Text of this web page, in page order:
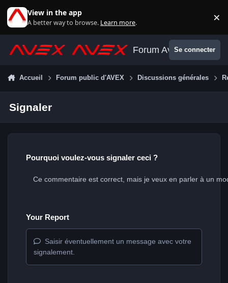
View in the app
A better way to browse. Learn more. ×
Forum AvexSe connecter
Accueil Forum public d'AVEX Discussions générales
Signaler
Pourquoi voulez-vous signaler ceci ?
Your Report
Saisir éventuellement un message avec votre
signalement.